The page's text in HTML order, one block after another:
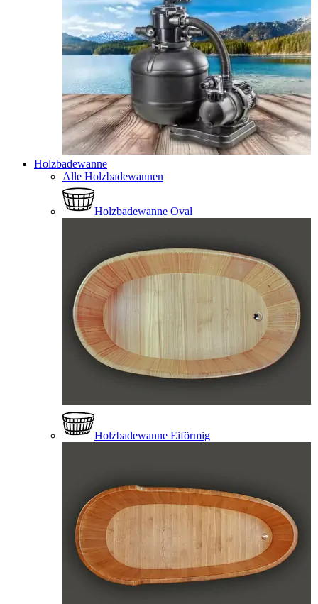
Holzbadewanne
Alle Holzbadewannen
Holzbadewanne Oval
Holzbadewanne Eiförmig